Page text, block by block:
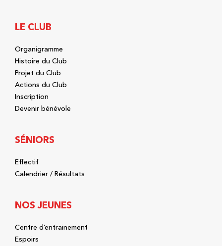
LE CLUB
Organigramme
Histoire du Club
Projet du Club
Actions du Club
Inscription
Devenir bénévole
SÉNIORS
Effectif
Calendrier / Résultats
NOS JEUNES
Centre d’entrainement
Espoirs